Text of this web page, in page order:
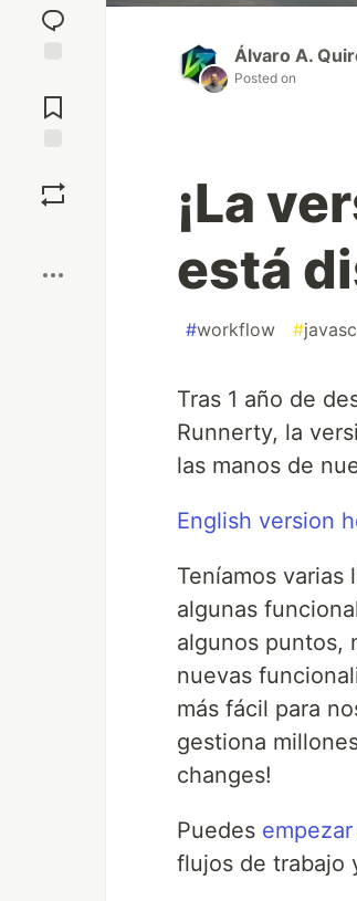
reaction
Comments
Álvaro A.
Posted on
¡La
está
#workflow #
Tras 1 año de
Runnerty, la
las manos de
English version
Teníamos
algunas
algunos puntos,
nuevas
más fácil para
gestiona
changes!
Puedes
flujos de trabajo